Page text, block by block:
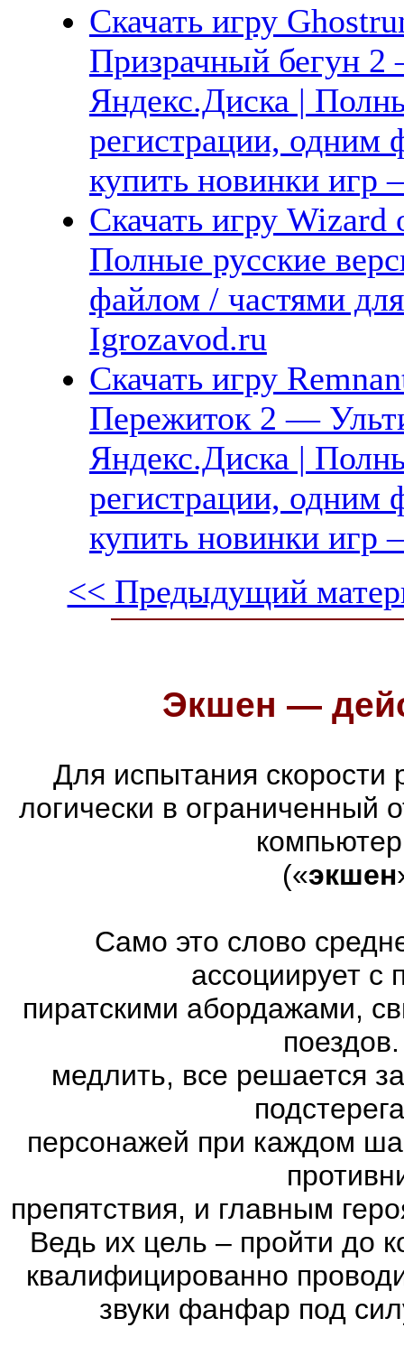
Скачать игру
Призрачный бегун 2
Яндекс.Диска |
регистрации, одним
купить новинки
Скачать игру
Полные русские
файлом / частями
Igrozavod.ru
Скачать игру
Пережиток 2 —
Яндекс.Диска |
регистрации, одним
купить новинки
<< Предыдущий
Экшен —
Для испытания скорости
логически в ограниченный
(«экшен
Само это слово
ассоциирует с
пиратскими абордажами,
медлить, все решается
персонажей при каждом
препятствия, и главным
Ведь их цель – пройти до
квалифицированно
звуки фанфар под